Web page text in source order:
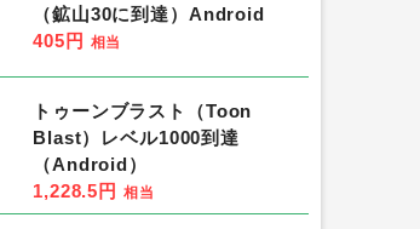
（鉱山30に到達）Android
405円 相当
トゥーンブラスト（Toon
Blast）レベル1000到達
（Android）
1,228.5円 相当